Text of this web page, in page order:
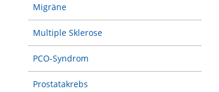
Migräne
Multiple Sklerose
PCO-Syndrom
Prostatakrebs